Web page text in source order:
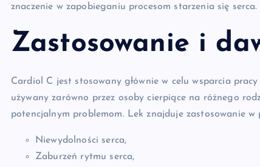
znaczenie w zapobieganiu procesom starzenia się serca.
Zastosowanie i
Cardiol C jest stosowany głównie w celu wsparcia
używany zarówno przez osoby cierpiące na różnego
potencjalnym problemom. Lek znajduje zastosowanie w
Niewydolności serca,
Zaburzeń rytmu serca,